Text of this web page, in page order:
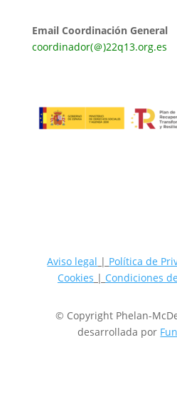
Email Coordinación General
coordinador(＠)22q13.org.es
Aviso legal | Política de
Cookies | Condiciones
© Copyright Phelan-
desarrollada por